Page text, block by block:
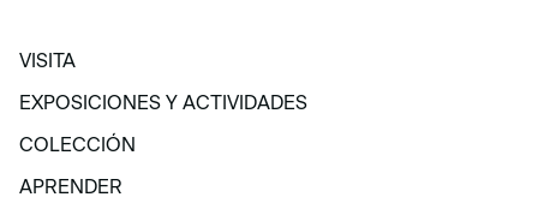
VISITA
EXPOSICIONES Y ACTIVIDADES
EXPOSICIONES Y ACTIVIDADES
COLECCIÓN
APRENDER